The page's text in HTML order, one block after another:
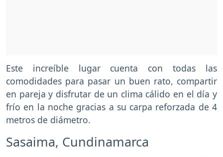
Este increíble lugar cuenta con todas las
comodidades para pasar un buen rato, compartir
en pareja y disfrutar de un clima cálido en el día y
frío en la noche gracias a su carpa reforzada de 4
metros de diámetro.
Sasaima, Cundinamarca